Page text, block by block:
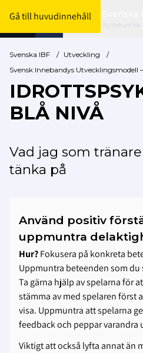
Gå till huvudinnehåll
Byt förbund här
Svenska IBF / Utveckling
/
Svensk Innebandys Utvecklingsmodell
BLÅ NIVÅ
Vad jag som
tänka på
Använd positiv
uppmuntra
Hur?Fokusera på konkreta
Uppmuntra beteenden som du
Ta gärna hjälp av spelarna för
stämma av med spelaren först
visa. Uppmuntra att spelarna
feedback och peppar varandra
Viktigt att också lyfta annat än